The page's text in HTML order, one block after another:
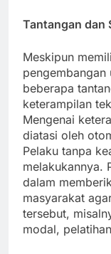
Tantangan dan
Meskipun
pengembangan
beberapa
keterampilan
Mengenai
diatasi oleh
Pelaku tanpa
melakukannya.
dalam
masyarakat
tersebut,
modal,